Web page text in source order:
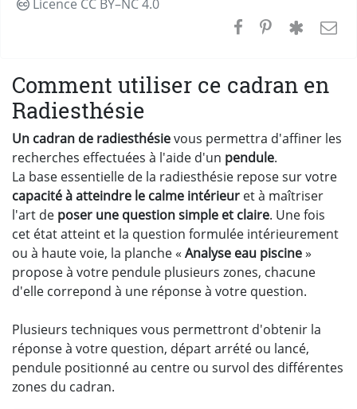
Licence CC BY–NC 4.0
Comment utiliser ce cadran en
Radiesthésie
Un cadran de radiesthésievous permettra d'affiner les
recherches effectuées à l'aide d'un pendule.
La base essentielle de la radiesthésie repose sur votre
capacité à atteindre le calme intérieur et à maîtriser
l'art de poser une question simple et claire. Une fois
cet état atteint et la question formulée intérieurement
ou à haute voie, la planche « Analyse eau piscine»
propose à votre pendule plusieurs zones, chacune
d'elle correpond à une réponse à votre question.
Plusieurs techniques vous permettront d'obtenir la
réponse à votre question, départ arrété ou lancé,
pendule positionné au centre ou survol des différentes
zones du cadran.